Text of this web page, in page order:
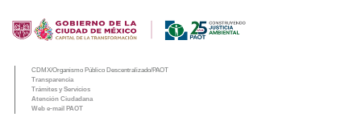
CDMX/Organismo Público Descentralizado/PAOT
Transparencia
Trámites y Servicios
Atención Ciudadana
Web e-mail PAOT